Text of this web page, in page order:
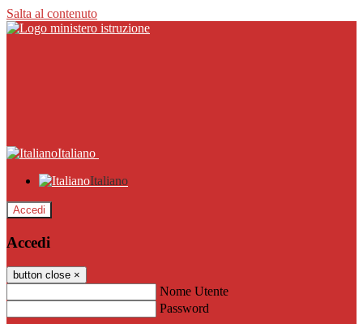
Salta al contenuto
Italiano
Italiano
Accedi
Accedi
button close ×
Nome Utente
Password